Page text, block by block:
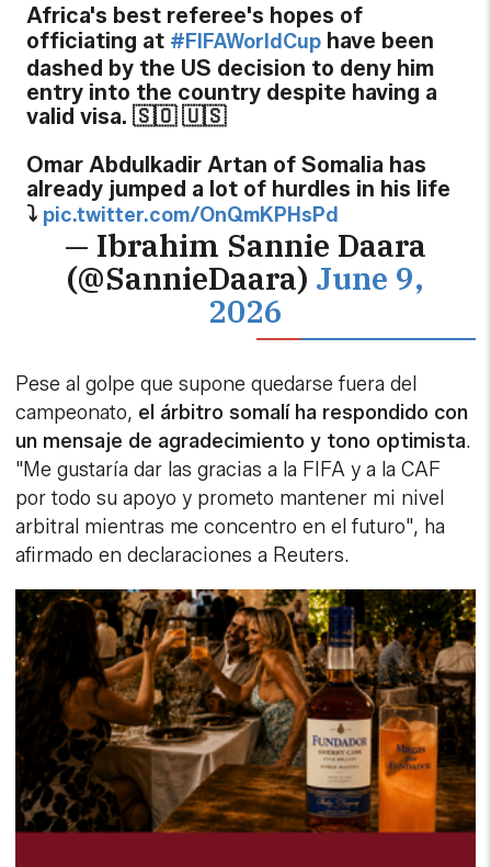
Africa's best referee's hopes of
officiating at #FIFAWorldCup have been
dashed by the US decision to deny him
entry into the country despite having a
valid visa. 🇸🇴 🇺🇸
Omar Abdulkadir Artan of Somalia has
already jumped a lot of hurdles in his life
⤵️ pic.twitter.com/OnQmKPHsPd
— Ibrahim Sannie Daara
(@SannieDaara) June 9,
2026
Pese al golpe que supone quedarse fuera del
campeonato, el árbitro somalí ha respondido con
un mensaje de agradecimiento y tono optimista.
"Me gustaría dar las gracias a la FIFA y a la CAF
por todo su apoyo y prometo mantener mi nivel
arbitral mientras me concentro en el futuro", ha
afirmado en declaraciones a Reuters.